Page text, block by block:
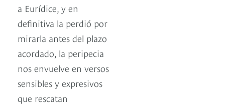
a Eurídice, y en
definitiva la perdió por
mirarla antes del plazo
acordado, la peripecia
nos envuelve en versos
sensibles y expresivos
que rescatan